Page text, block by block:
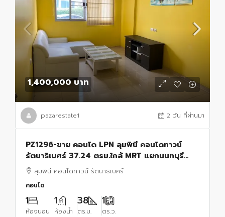
1,400,000 บาท
pazarestate1 2 วัน ที่ผ่านมา
PZ1296-ขาย คอนโด LPN ลุมพินี คอนโดทาวน์
รัตนาธิเบศร์ 37.24 ตรม.ใกล้ MRT แยกนนทบุรี
ตำบลตลาดขวัญ อำเภอเมือง จังหวัดนนทบุรี
ลุมพินี คอนโดทาวน์ รัตนาธิเบศร์
คอนโด
1
ห้องนอน
1
ห้องน้ำ
38
ตร.ม.
1
ตร.ว.